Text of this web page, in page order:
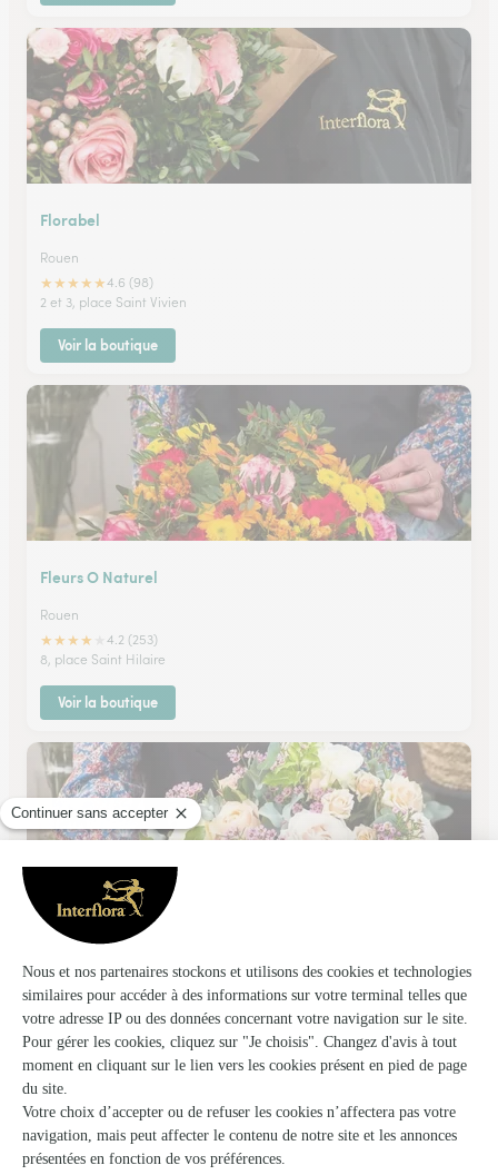
Florabel
Rouen
★★★★★4.6 (98)
2 et 3, place Saint Vivien
Voir la boutique
Fleurs O Naturel
Rouen
★★★★
4.2 (253)
8, place Saint Hilaire
Voir la boutique
Fleurs & Senteurs
Rouen
★★★★★4.4 (139)
134bis, avenue des Martyrs de la Résistance
Voir la boutique